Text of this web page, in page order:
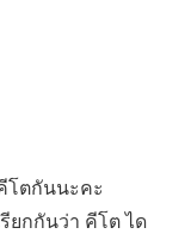
โตกันนะคะ
รียกกันว่า คีโต ได